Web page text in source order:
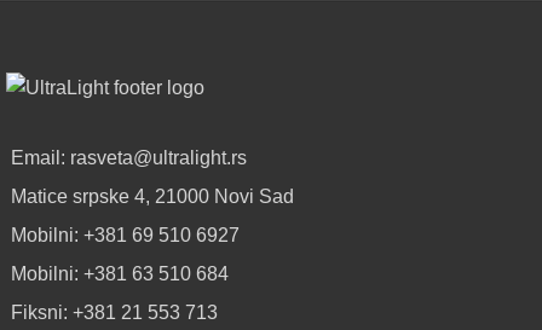
LED
SA
U
ROLNAMA
POGLEDAJ
Email: rasveta@ultralight.rs
Matice srpske 4, 21000 Novi Sad
Mobilni: +381 69 510 6927
Mobilni: +381 63 510 684
Fiksni: +381 21 553 713